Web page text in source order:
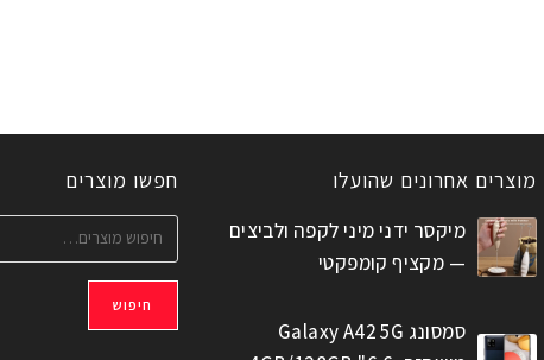
מוצרים אחרונים שהועלו
מיקסר ידני מיני לקפה ולביצים
— מקציף קומפקטי
סמסונג Galaxy A42 5G
חפשו מוצרים
חיפוש